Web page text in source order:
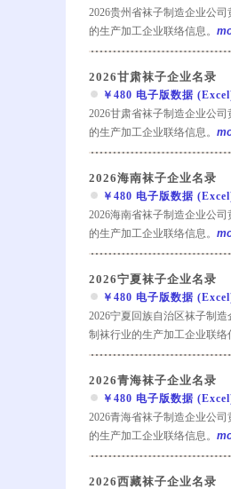
2026贵州省袜子制造企业公
的生产加工企业联络信息。
2026甘肃袜子企业名录
￥480 电子版数据
2026甘肃省袜子制造企业公
的生产加工企业联络信息。
2026海南袜子企业名录
￥480 电子版数据
2026海南省袜子制造企业公
的生产加工企业联络信息。
2026宁夏袜子企业名录
￥480 电子版数据
2026宁夏回族自治区袜子制
制袜行业的生产加工企业联络
2026青海袜子企业名录
￥480 电子版数据
2026青海省袜子制造企业公
的生产加工企业联络信息。
2026西藏袜子企业名录